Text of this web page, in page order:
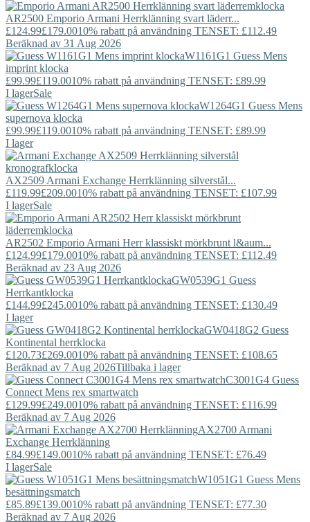
AR2500 Emporio Armani Herrklänning svart läderr...
£124.99£179.0010% rabatt på användning TENSET: £112.49
Beräknad av 31 Aug 2026
W1161G1 Guess Mens
imprint klocka
£99.99£119.0010% rabatt på användning TENSET: £89.99
I lagerSale
W1264G1 Guess Mens
supernova klocka
£99.99£119.0010% rabatt på användning TENSET: £89.99
I lager
AX2509 Armani Exchange Herrklänning silverstål...
£119.99£209.0010% rabatt på användning TENSET: £107.99
I lagerSale
AR2502 Emporio Armani Herr klassiskt mörkbrunt l&aum...
£124.99£179.0010% rabatt på användning TENSET: £112.49
Beräknad av 23 Aug 2026
GW0539G1 Guess
Herrkantklocka
£144.99£245.0010% rabatt på användning TENSET: £130.49
I lager
GW0418G2 Guess
Kontinental herrklocka
£120.73£269.0010% rabatt på användning TENSET: £108.65
Beräknad av 7 Aug 2026Tillbaka i lager
C3001G4 Guess
Connect Mens rex smartwatch
£129.99£249.0010% rabatt på användning TENSET: £116.99
Beräknad av 7 Aug 2026
AX2700 Armani
Exchange Herrklänning
£84.99£149.0010% rabatt på användning TENSET: £76.49
I lagerSale
W1051G1 Guess Mens
besättningsmatch
£85.89£139.0010% rabatt på användning TENSET: £77.30
Beräknad av 7 Aug 2026